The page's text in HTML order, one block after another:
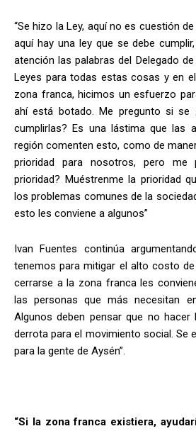
“Se hizo la Ley, aquí no es cuestión
aquí hay una ley que se debe
atención las palabras del Delegado
Leyes para todas estas cosas y en
zona franca, hicimos un esfuerzo
ahí está botado. Me pregunto si se
cumplirlas? Es una lástima que las
región comenten esto, como de
prioridad para nosotros, pero me
prioridad? Muéstrenme la prioridad
los problemas comunes de la
esto les conviene a algunos”
Ivan Fuentes continúa
tenemos para mitigar el alto costo
cerrarse a la zona franca les
las personas que más necesitan
Algunos deben pensar que no
derrota para el movimiento social. Se
para la gente de Aysén”.
“Si la zona franca existiera,